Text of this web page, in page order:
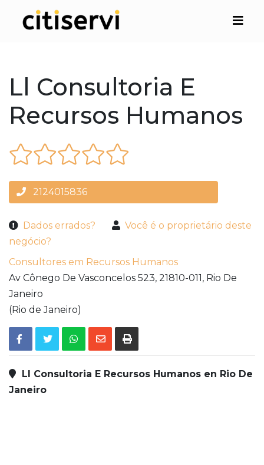
Ll Consultoria E
Recursos Humanos
2124015836
Dados errados?
Você é o proprietário deste
negócio?
Consultores em Recursos Humanos
Av Cônego De Vasconcelos 523, 21810-011, Rio De
Janeiro
(Rio de Janeiro)
Ll Consultoria E Recursos Humanos en Rio De
Janeiro